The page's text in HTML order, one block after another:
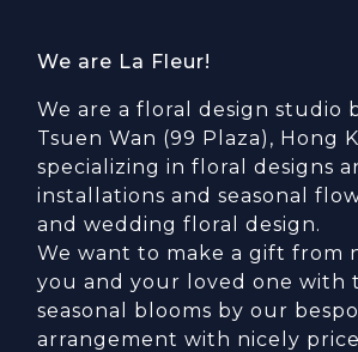
We are La Fleur!
We are a floral design studio
Tsuen Wan (99 Plaza), Hong
specializing in floral designs
installations and seasonal
and wedding floral design.
We want to make a gift from
you and your loved one with
seasonal blooms by our
arrangement with nicely